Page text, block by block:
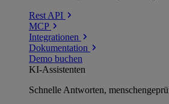
Rest API
MCP
Integrationen
Dokumentation
Demo buchen
KI-Assistenten
Schnelle Antworten,